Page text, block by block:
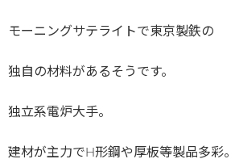
モーニングサテライトで東京製鉄の
独自の材料があるそうです。
独立系電炉大手。
建材が主力でH形鋼や厚板等製品多彩。